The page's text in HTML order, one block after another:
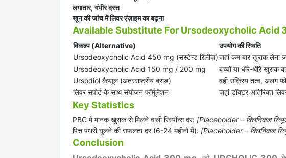
लगातार, गंभीर दस्त
खून की जांच में लिवर एंज़ाइम का बढ़ना
Available Substitute For Ursodeoxycholic Acid
विकल्प (Alternative)
उपयोग की स्थिति
Ursodeoxycholic Acid 450 mg (सस्टेन्ड रिलीज़)जहां कम बार खुराक लेना
Ursodeoxycholic Acid 150 mg / 200 mg
बच्चों या धीरे-धीरे खुराक
Ursodiol कैप्सूल (अंतरराष्ट्रीय ब्रांड)
वही सक्रिय तत्व, अलग
लिवर सपोर्ट के साथ संयोजन फॉर्मूलेशन
जहां डॉक्टर अतिरिक्त
Key Statistics
PBC में मानक खुराक से मिलने वाली रिस्पॉन्स दर: [Placeholder – क्लिनिकल
पित्त पथरी घुलने की सफलता दर (6-24 महीनों में): [Placeholder – क्लिनिकल
Conclusion